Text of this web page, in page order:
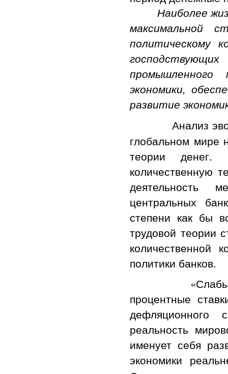
Наиболее
максимальной
политическому
промышленного
экономики,
развитие
Анализ
глобальном мире
теории денег.
количественную
деятельность
центральных
степени как бы
трудовой теории
количественной
политики банков.
«Слабый
процентные
дефляционного
реальность
именует себя
экономики